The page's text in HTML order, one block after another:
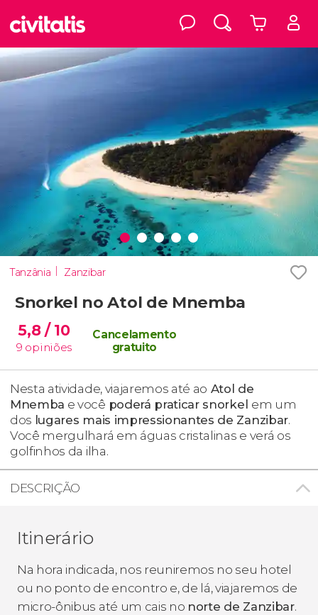
Tanzânia Zanzibar
Snorkel no Atol de Mnemba
5,8 / 10
9 opiniões
Cancelamento
gratuito
Nesta atividade, viajaremos até ao Atol de
Mnemba e você poderá praticar snorkel em um
dos lugares mais impressionantes de Zanzibar.
Você mergulhará em águas cristalinas e verá os
golfinhos da ilha.
DESCRIÇÃO
Itinerário
Na hora indicada, nos reuniremos no seu hotel
ou no ponto de encontro e, de lá, viajaremos de
micro-ônibus até um cais no norte de Zanzibar.